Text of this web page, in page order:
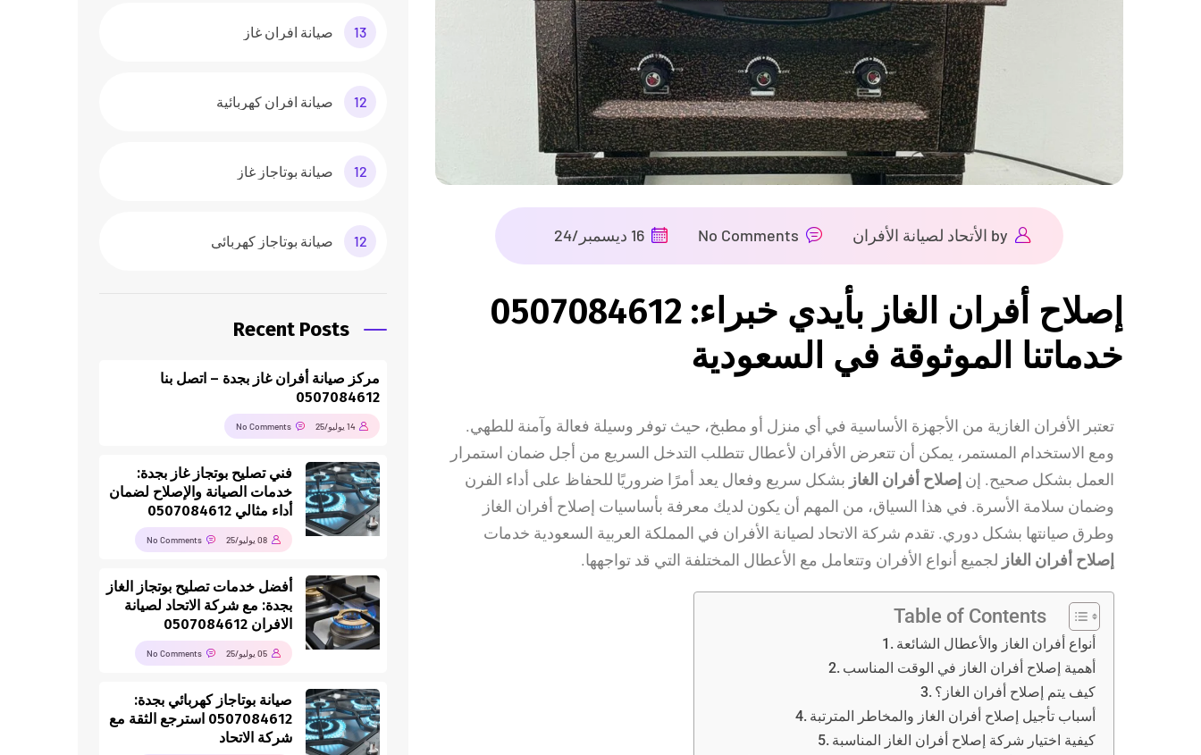
by الأتحاد لصيانة الأفران No Comments 16 ديسمبر/24
إصلاح أفران الغاز بأيدي خبراء: 0507084612
خدماتنا الموثوقة في السعودية
تعتبر الأفران الغازية من الأجهزة الأساسية في أي منزل أو مطبخ، حيث توفر وسيلة فعالة وآمنة للطهي.
ومع الاستخدام المستمر، يمكن أن تتعرض الأفران لأعطال تتطلب التدخل السريع من أجل ضمان استمرار
العمل بشكل صحيح. إن إصلاح أفران الغاز بشكل سريع وفعال يعد أمرًا ضروريًا للحفاظ على أداء الفرن
وضمان سلامة الأسرة. في هذا السياق، من المهم أن يكون لديك معرفة بأساسيات إصلاح أفران الغاز
وطرق صيانتها بشكل دوري. تقدم شركة الاتحاد لصيانة الأفران في المملكة العربية السعودية خدمات
إصلاح أفران الغاز لجميع أنواع الأفران وتتعامل مع الأعطال المختلفة التي قد تواجهها.
Table of Contents
أنواع أفران الغاز والأعطال الشائعة
أهمية إصلاح أفران الغاز في الوقت المناسب
كيف يتم إصلاح أفران الغاز؟
أسباب تأجيل إصلاح أفران الغاز والمخاطر المترتبة
كيفية اختيار شركة إصلاح أفران الغاز المناسبة
صيانة افران غاز 13
صيانة افران كهربائية 12
صيانة بوتاجاز غاز 12
صيانة بوتاجاز كهربائي 12
Recent Posts
مركز صيانة أفران غاز بجدة – اتصل بنا
0507084612
14 يوليو/25 No Comments
فني تصليح بوتجاز غاز بجدة:
خدمات الصيانة والإصلاح لضمان
أداء مثالي 0507084612
08 يوليو/25 No Comments
أفضل خدمات تصليح بوتجاز الغاز
بجدة: مع شركة الاتحاد لصيانة
الافران 0507084612
05 يوليو/25 No Comments
صيانة بوتاجاز كهربائي بجدة:
0507084612 استرجع الثقة مع
شركة الاتحاد